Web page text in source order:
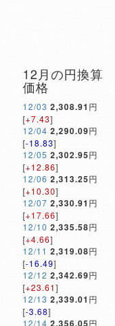
12月の円換算
価格
12/03 2,308.91 円
[+7.43]
12/04 2,290.09円
[-18.83]
12/05 2,302.95円
[+12.86]
12/06 2,313.25円
[+10.30]
12/07 2,330.91 円
[+17.66]
12/10 2,335.58円
[+4.66]
12/11 2,319.08円
[-16.49]
12/12 2,342.69円
[+23.61]
12/13 2,339.01 円
[-3.68]
12/14 2,356.05円